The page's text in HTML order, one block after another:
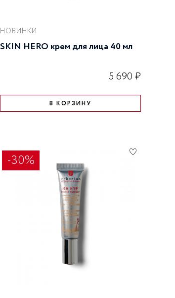
НОВИНКИ
SKIN HERO крем для лица 40 мл
5 690 ₽
В КОРЗИНУ
-30%